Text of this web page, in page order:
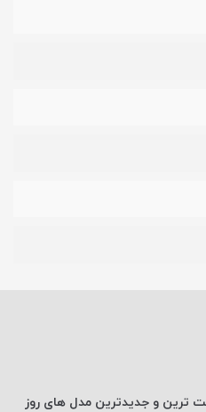
ترین و جدیدترین مدل های روز